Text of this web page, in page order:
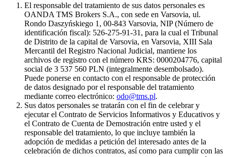
El responsable del tratamiento de sus datos personales es
OANDA TMS Brokers S.A., con sede en Varsovia, ul.
Rondo Daszyńskiego 1, 00-843 Varsovia, NIP (Número de
identificación fiscal): 526-275-91-31, para la cual el Tribunal
de Distrito de la capital de Varsovia, en Varsovia, XIII Sala
Mercantil del Registro Nacional Judicial, mantiene los
archivos de registro con el número KRS: 0000204776, capital
social de 3 537 560 PLN (integralmente desembolsado).
Puede ponerse en contacto con el responsable de protección
de datos designado por el responsable del tratamiento
mediante correo electrónico: odo@tms.pl.
Sus datos personales se tratarán con el fin de celebrar y
ejecutar el Contrato de Servicios Informativos y Educativos y
el Contrato de Cuenta de Demostración entre usted y el
responsable del tratamiento, lo que incluye también la
adopción de medidas a petición del interesado antes de la
celebración de dichos contratos, así como para cumplir con las